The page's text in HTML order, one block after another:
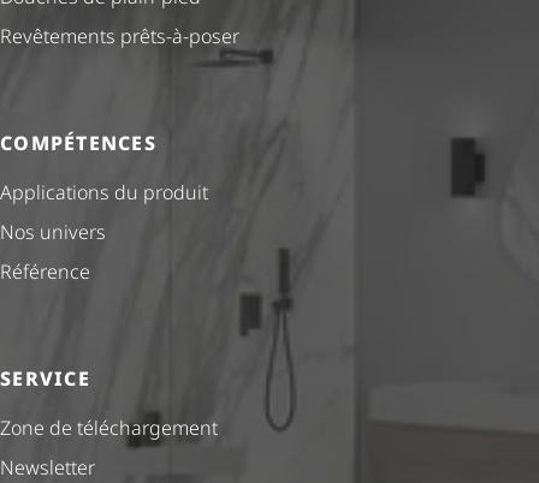
Revêtements prêts-à-poser
COMPÉTENCES
Applications du produit
Nos univers
Référence
SERVICE
Zone de téléchargement
Newsletter